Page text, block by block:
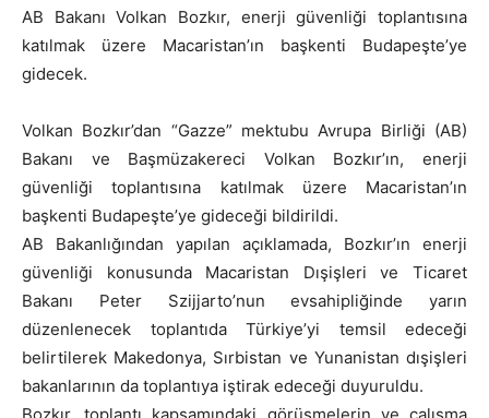
AB Bakanı Volkan Bozkır, enerji güvenliği toplantısına
katılmak üzere Macaristan’ın başkenti Budapeşte’ye
gidecek.
Volkan Bozkır’dan “Gazze” mektubu Avrupa Birliği (AB)
Bakanı ve Başmüzakereci Volkan Bozkır’ın, enerji
güvenliği toplantısına katılmak üzere Macaristan’ın
başkenti Budapeşte’ye gideceği bildirildi.
AB Bakanlığından yapılan açıklamada, Bozkır’ın enerji
güvenliği konusunda Macaristan Dışişleri ve Ticaret
Bakanı Peter Szijjarto’nun evsahipliğinde yarın
düzenlenecek toplantıda Türkiye’yi temsil edeceği
belirtilerek Makedonya, Sırbistan ve Yunanistan dışişleri
bakanlarının da toplantıya iştirak edeceği duyuruldu.
Bozkır, toplantı kapsamındaki görüşmelerin ve çalışma